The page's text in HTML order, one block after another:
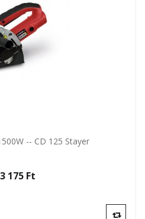
-- CD 125 Stayer
175 Ft‎